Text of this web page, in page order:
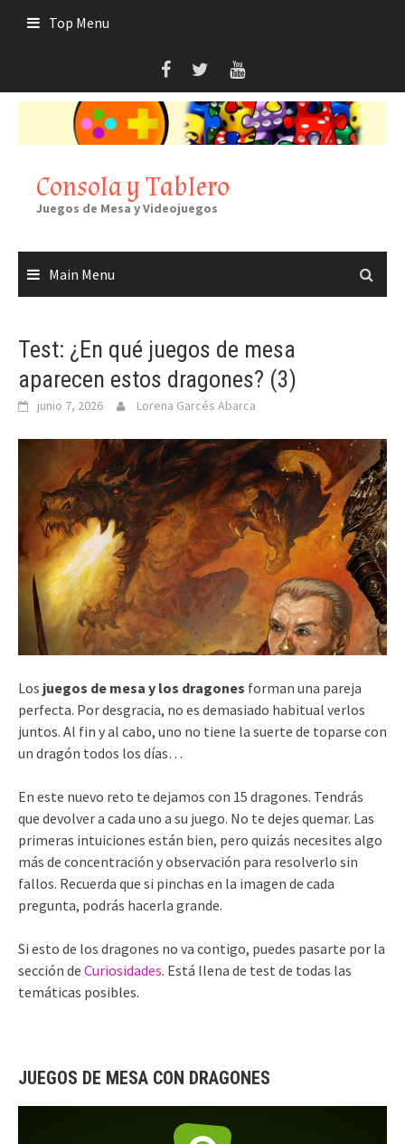
Top Menu
Consola y Tablero
Juegos de Mesa y Videojuegos
Main Menu
Test: ¿En qué juegos de mesa
aparecen estos dragones? (3)
junio 7, 2026 Lorena Garcés Abarca
Los juegos de mesa y los dragones forman una pareja
perfecta. Por desgracia, no es demasiado habitual verlos
juntos. Al fin y al cabo, uno no tiene la suerte de toparse con
un dragón todos los días…
En este nuevo reto te dejamos con 15 dragones. Tendrás
que devolver a cada uno a su juego. No te dejes quemar. Las
primeras intuiciones están bien, pero quizás necesites algo
más de concentración y observación para resolverlo sin
fallos. Recuerda que si pinchas en la imagen de cada
pregunta, podrás hacerla grande.
Si esto de los dragones no va contigo, puedes pasarte por la
sección de Curiosidades. Está llena de test de todas las
temáticas posibles.
JUEGOS DE MESA CON DRAGONES